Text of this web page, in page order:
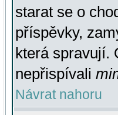
starat se o
příspěvky,
která spravují.
nepřispívali
Návrat nahoru